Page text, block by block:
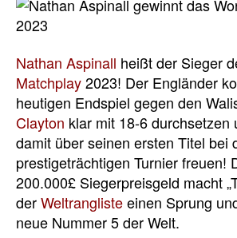
Nathan Aspinall heißt der Sieger
Matchplay2023! Der Engländer
heutigen Endspiel gegen den
Clayton klar mit 18-6 durchsetzen
damit über seinen ersten Titel bei
prestigeträchtigen Turnier freuen!
200.000£ Siegerpreisgeld macht
derWeltranglisteeinen Sprung
neue Nummer 5 der Welt.